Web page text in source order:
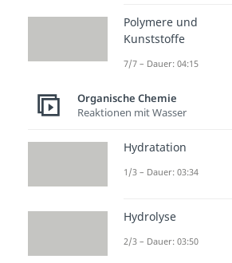
verschiedene
tragen.
ebenso wie die
reaktionsfreudigen
Im Vergleich zu
das Keton
reaktiv, da zum
eine
allem kannst du es
zurückführen, dass
Polymere und
Kunststoffe
7/7 – Dauer: 04:15
Organische Chemie
Reaktionen mit Wasser
Hydratation
1/3 – Dauer: 03:34
Hydrolyse
2/3 – Dauer: 03:50